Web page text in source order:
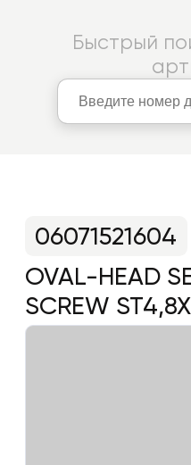
Быстрый
OVAL-HEAD
SCREW
06071521604